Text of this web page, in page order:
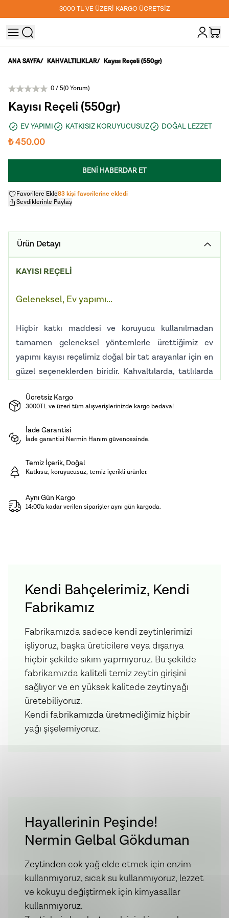
3000 TL VE ÜZERİ KARGO ÜCRETSİZ
ANA SAYFA/ KAHVALTILIKLAR/ Kayısı Reçeli (550gr)
0 / 5(0 Yorum)
Kayısı Reçeli (550gr)
EV YAPIMI KATKISIZ KORUYUCUSUZ DOĞAL LEZZET
₺ 450.00
BENİ HABERDAR ET
Favorilere Ekle83 kişi favorilerine ekledi
Sevdiklerinle Paylaş
Ürün Detayı
KAYISI REÇELİ
Geleneksel, Ev yapımı...
Hiçbir katkı maddesi ve koruyucu kullanılmadan
tamamen geleneksel yöntemlerle ürettiğimiz ev
yapımı kayısı reçelimiz doğal bir tat arayanlar için en
güzel seçeneklerden biridir. Kahvaltılarda, tatlılarda
Muhafaza Koşulları:
ortamda saklamanızı tavsiye ederiz. Açıldıktan sonra
soğukta muhafaza edilmelidir.
Ürün İçeriği:Kayısı, Şeker, Limon Suyu
Ücretsiz Kargo
3000TL ve üzeri tüm alışverişlerinizde kargo bedava!
İade Garantisi
İade garantisi Nermin Hanım güvencesinde.
Temiz İçerik, Doğal
Katkısız, koruyucusuz, temiz içerikli ürünler.
Aynı Gün Kargo
14:00'a kadar verilen siparişler aynı gün kargoda.
Kendi Bahçelerimiz, Kendi
Fabrikamız
Fabrikamızda sadece kendi zeytinlerimizi
işliyoruz, başka üreticilere veya dışarıya
hiçbir şekilde sıkım yapmıyoruz. Bu şekilde
fabrikamızda kaliteli temiz zeytin girişini
sağlıyor ve en yüksek kalitede zeytinyağı
üretebiliyoruz.
Kendi fabrikamızda üretmediğimiz hiçbir
yağı şişelemiyoruz.
Hayallerinin Peşinde!
Nermin Gelbal Gökduman
Zeytinden cok yağ elde etmek için enzim
kullanmıyoruz, sıcak su kullanmıyoruz, lezzet
ve kokuyu değiştirmek için kimyasallar
kullanmıyoruz.